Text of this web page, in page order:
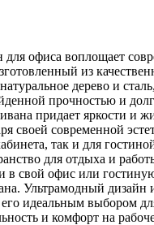
для офиса воплощает
из
дерево и
прочностью и
придает яркости и
своей современной
так и для
для отдыха и
в свой офис или
Ультрамодный дизайн
идеальным выбором
и комфорт на